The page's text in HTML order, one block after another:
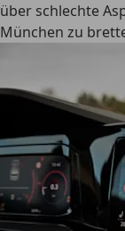
über schlechte
München zu